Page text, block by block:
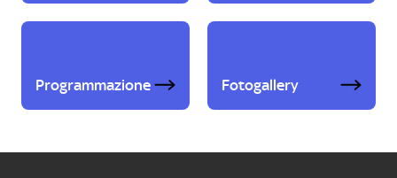
Programmazione Fotogallery